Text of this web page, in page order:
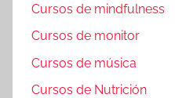
Cursos de mindfulness
Cursos de monitor
Cursos de música
Cursos de Nutrición